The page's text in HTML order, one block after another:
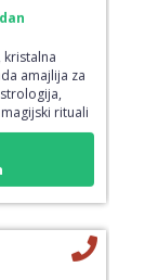
amajlija za
rituali